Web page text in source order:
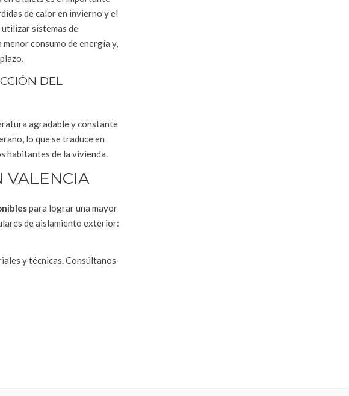
de calor en invierno y el
utilizar sistemas de
consumo de energía y,
DEL
agradable y constante
lo que se traduce en
habitantes de la vivienda.
VALENCIA
para lograr una mayor
de aislamiento exterior:
y técnicas. Consúltanos